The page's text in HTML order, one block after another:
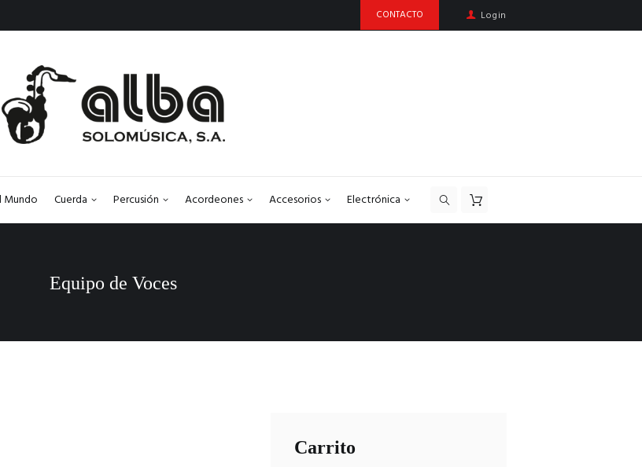
CONTACTO Login
Mundo Cuerda Percusión Acordeones Accesorios Electrónica
Equipo de Voces
Carrito